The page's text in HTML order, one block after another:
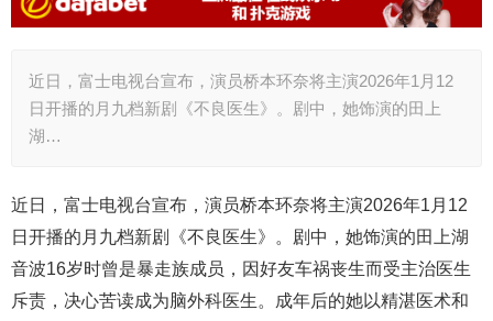
近日，富士电视台宣布，演员桥本环奈将主演2026年1月12
日开播的月九档新剧《不良医生》。剧中，她饰演的田上
湖…
近日，富士电视台宣布，演员桥本环奈将主演2026年1月12
日开播的月九档新剧《不良医生》。剧中，她饰演的田上湖
音波16岁时曾是暴走族成员，因好友车祸丧生而受主治医生
斥责，决心苦读成为脑外科医生。成年后的她以精湛医术和